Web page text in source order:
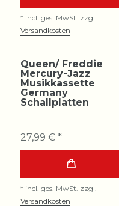
* incl. ges. MwSt. zzgl.
Versandkosten
Queen/ Freddie
Mercury-Jazz
Musikkassette
Germany
Schallplatten
27,99 € *
* incl. ges. MwSt. zzgl.
Versandkosten